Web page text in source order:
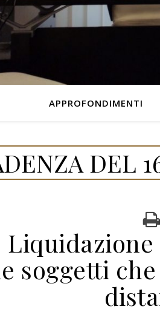
APPROFONDIMENTI
DEL
soggetti